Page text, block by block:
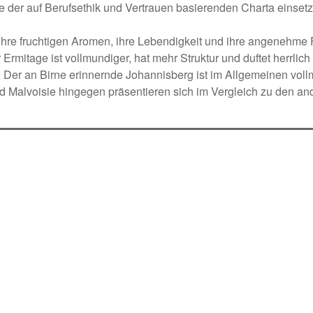
der auf Berufsethik und Vertrauen basierenden Charta
fruchtigen Aromen, ihre Lebendigkeit und ihre angenehme
ist vollmundiger, hat mehr Struktur und duftet
an Birne erinnernde Johannisberg ist im Allgemeinen
Malvoisie hingegen präsentieren sich im Vergleich zu den